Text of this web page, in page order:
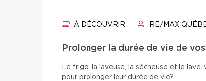
À DÉCOUVRIR RE/MAX
Prolonger la durée de vie de
Le frigo, la laveuse, la sécheuse et le
pour prolonger leur durée de vie?